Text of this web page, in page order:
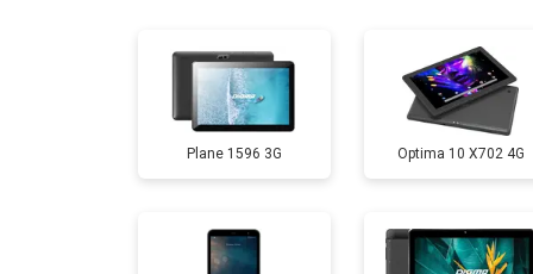
Замена аккумулятора
Замена Wi-Fi
Замена материнской платы
Plane 1596 3G Optima 10 X702 4G